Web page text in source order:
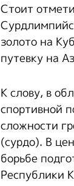
Стоит
золото на
путевку на
К слову, в
спортивной
сложности
(сурдо). В
борьбе
Республики